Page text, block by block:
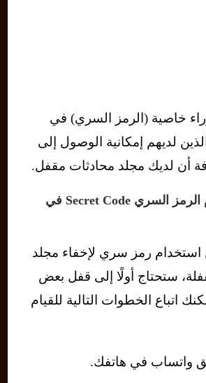
خاصية (الرمز السري) في
لديهم إمكانية الوصول إلى
أن لديك مجلد محادثات مقفل.
طريقة إستخدام الرمز السري Secret Code في
رمز سري لإخفاء مجلد
ستحتاج أولًا إلى قفل بعض
اتباع الخطوات التالية للقيام
واتساب في هاتفك.